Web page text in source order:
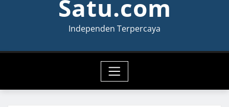
Satu.com
Independen Terpercaya